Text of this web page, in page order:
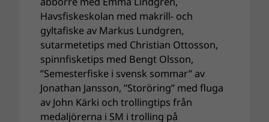
Havsfiskeskolan med makrill- och
gyltafiske av Markus Lundgren,
sutarmetetips med Christian Ottosson,
spinnfisketips med Bengt Olsson,
”Semesterfiske i svensk sommar” av
Jonathan Jansson, ”Storöring” med fluga
av John Kärki och trollingtips från
medaljörerna i SM i trolling på